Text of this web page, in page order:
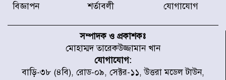
রুটে ট্রেন চলাচল স্বাভাবিক
ইনফান্তিনোকে নরওয়ে ফুটবল প্রধানের
আল্টিমেটাম
বিজ্ঞাপন শর্তাবলী যোগাযোগ
সম্পাদক ও প্রকাশকঃ
মোহাম্মদ তারেকউজ্জামান খান
যোগাযোগ:
বাড়ি-৩৮ (৪বি), রোড-০৯, সেক্টর-১১, উত্তরা মডেল টাউন,